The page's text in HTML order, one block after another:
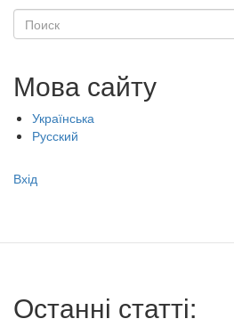
Поиск
Мова сайту
Українська
Русский
Меню
записи
Вхід
Останні статті: